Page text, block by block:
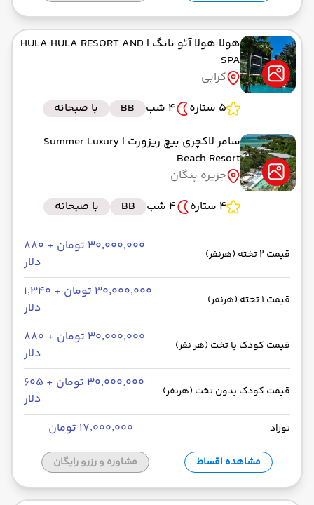
هولا هولا آئو نانگ | HULA HULA RESORT AND
SPA
کرابی
5 ستاره
4 شب BB
با صبحانه
سامر لاکچری بیچ ریزورت | Summer Luxury
Beach Resort
جزیره پنگان
4 ستاره
4 شب BB با صبحانه
قیمت 2 تخته (هرنفر)
۳۰٬۰۰۰٬۰۰۰ تومان + ۸۸۰
دلار
قیمت 1 تخته (هرنفر)
۳۰٬۰۰۰٬۰۰۰ تومان + ۱٬۳۴۰
دلار
قیمت کودک با تخت (هر نفر)
۳۰٬۰۰۰٬۰۰۰ تومان + ۸۸۰
دلار
قیمت کودک بدون تخت (هرنفر)
۳۰٬۰۰۰٬۰۰۰ تومان + ۶۰۵
دلار
نوزاد ۱۷٬۰۰۰٬۰۰۰ تومان
مشاهده اقساط مشاوره و رزرو رایگان